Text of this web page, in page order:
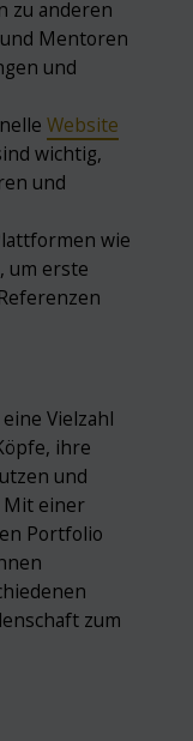
zu anderen
Mentoren
und
Website
wichtig,
und
wie
um erste
Vielzahl
ihre
und
Mit einer
Portfolio
zum